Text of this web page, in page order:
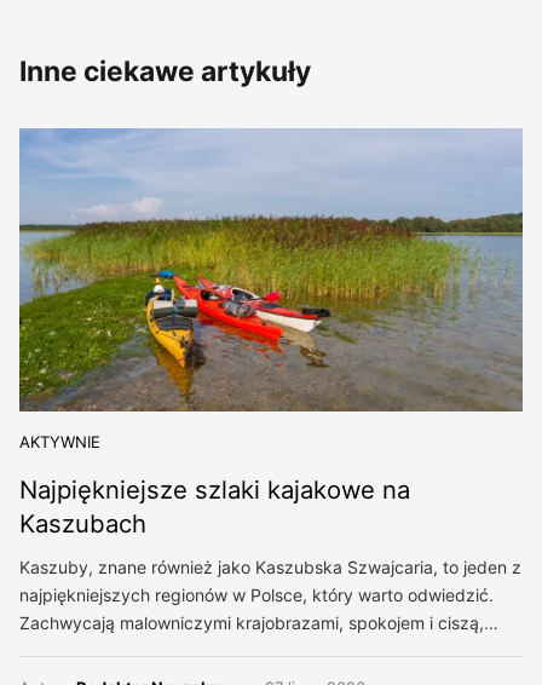
Inne ciekawe artykuły
AKTYWNIE
Najpiękniejsze szlaki kajakowe na
Kaszubach
Kaszuby, znane również jako Kaszubska Szwajcaria, to jeden z
najpiękniejszych regionów w Polsce, który warto odwiedzić.
Zachwycają malowniczymi krajobrazami, spokojem i ciszą,…